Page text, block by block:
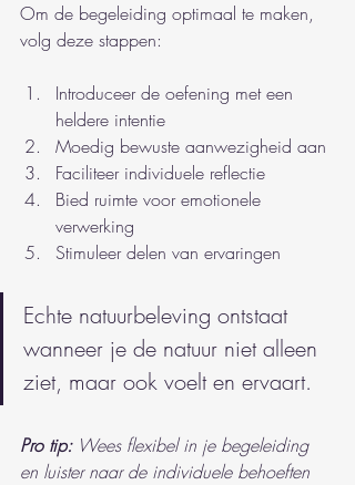
Om de begeleiding optimaal te maken,
volg deze stappen:
Introduceer de oefening met een
heldere intentie
Moedig bewuste aanwezigheid aan
Faciliteer individuele reflectie
Bied ruimte voor emotionele
verwerking
Stimuleer delen van ervaringen
Echte natuurbeleving ontstaat
wanneer je de natuur niet alleen
ziet, maar ook voelt en ervaart.
Pro tip: Wees flexibel in je begeleiding
en luister naar de individuele behoeften